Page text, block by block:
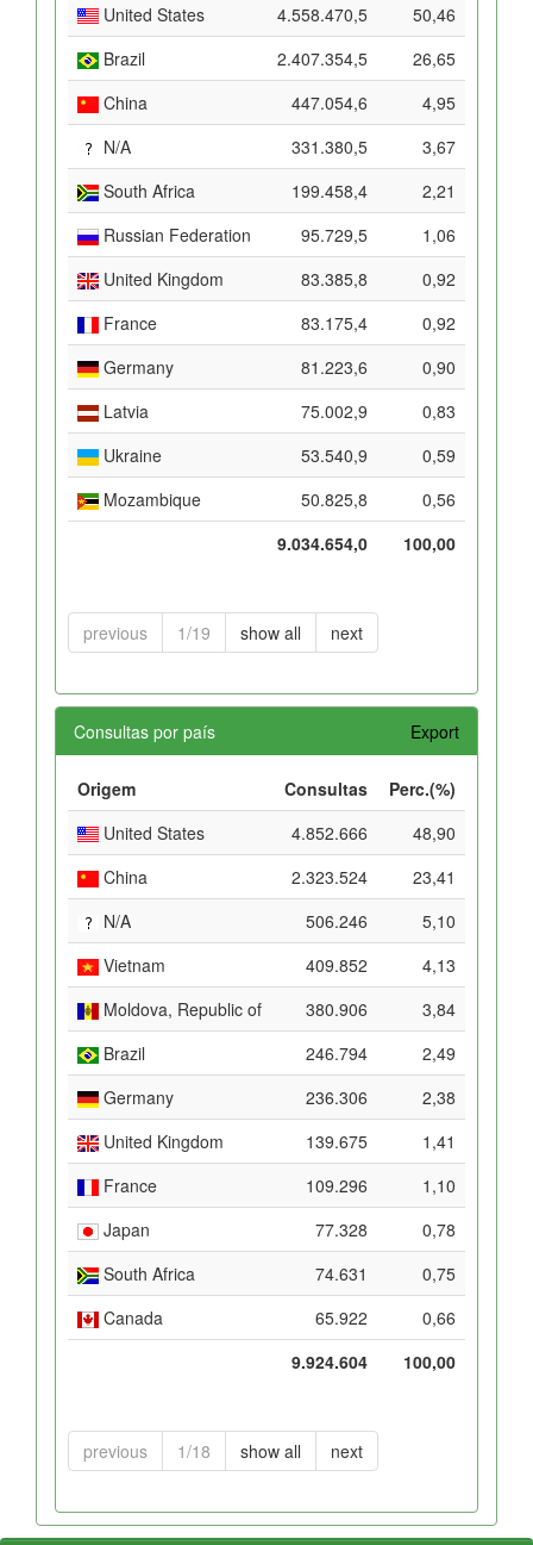
United States 4.558.470,5
50,46
Brazil
2.407.354,5
26,65
China
447.054,6
4,95
N/A
331.380,5
3,67
South Africa
199.458,4
2,21
Russian Federation
95.729,5
1,06
United Kingdom
83.385,8
0,92
France
83.175,4
0,92
Germany
81.223,6
0,90
Latvia
75.002,9
0,83
Ukraine
53.540,9
0,59
Mozambique
50.825,8
0,56
9.034.654,0
100,00
previous 1/19 show all next
Consultas por país Export
Origem Consultas
Perc.(%)
United States
4.852.666
48,90
China
2.323.524
23,41
N/A
506.246
5,10
Vietnam
409.852
4,13
Moldova, Republic of
380.906
3,84
Brazil
246.794
2,49
Germany
236.306
2,38
United Kingdom
139.675
1,41
France
109.296
1,10
Japan
77.328
0,78
South Africa
74.631
0,75
Canada
65.922
0,66
9.924.604
100,00
previous 1/18 show all next